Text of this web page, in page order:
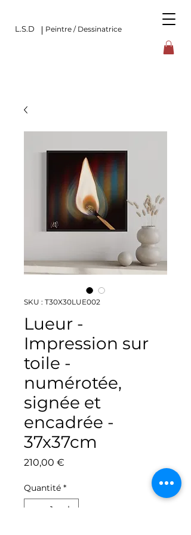
L.S.D Peintre / Dessinatrice
SKU : T30X30LUE002
Lueur -
Impression sur
toile -
numérotée,
signée et
encadrée -
37x37cm
210,00 €
Quantité *